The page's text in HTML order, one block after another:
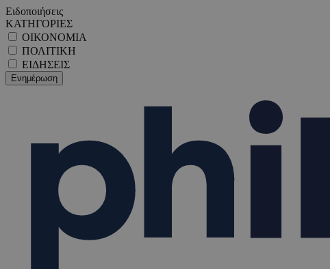
Ειδοποιήσεις
ΚΑΤΗΓΟΡΙΕΣ
ΟΙΚΟΝΟΜΙΑ
ΠΟΛΙΤΙΚΗ
ΕΙΔΗΣΕΙΣ